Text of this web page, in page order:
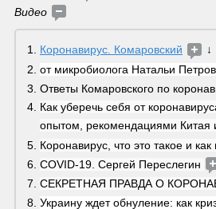
Видео
Коронавирус. Комаровский
↓
от микробиолога Натальи
Ответы Комаровского по
Как уберечь себя от
опытом, рекомендациями Китая
Коронавирус, что это такое и как
COVID-19. Сергей Переслегин
СЕКРЕТНАЯ ПРАВДА О
Украину ждет обнуление: как